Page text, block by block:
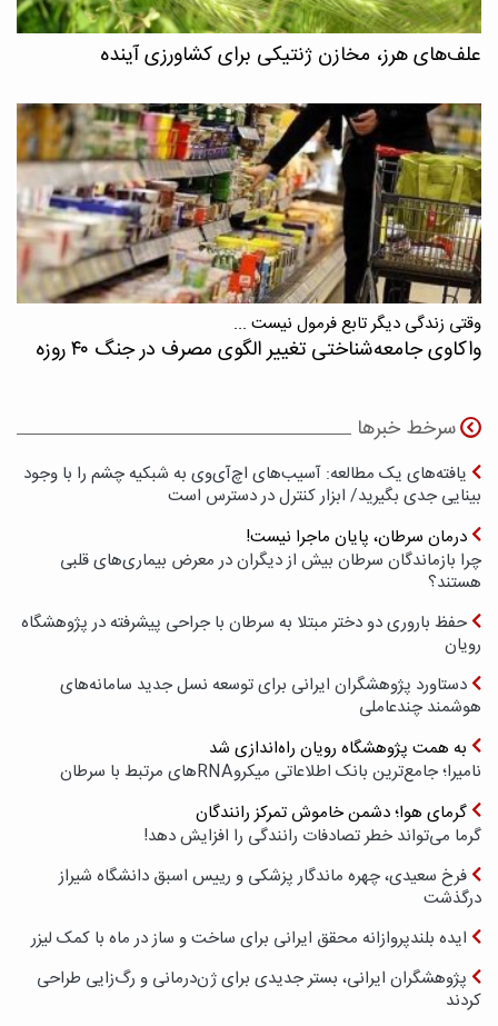
علف‌های هرز، مخازن ژنتیکی برای کشاورزی آینده
وقتی زندگی دیگر تابع فرمول نیست ...
واکاوی جامعه‌شناختی تغییر الگوی مصرف در جنگ ۴۰ روزه
سرخط خبرها
یافته‌های یک مطالعه: آسیب‌های اچ‌آی‌وی به شبکیه چشم را با وجود
بینایی جدی بگیرید/ ابزار کنترل در دسترس است
درمان سرطان، پایان ماجرا نیست!
چرا بازماندگان سرطان بیش از دیگران در معرض بیماری‌های قلبی
هستند؟
حفظ باروری دو دختر مبتلا به سرطان با جراحی پیشرفته در پژوهشگاه
رویان
دستاورد پژوهشگران ایرانی برای توسعه نسل جدید سامانه‌های
هوشمند چندعاملی
به همت پژوهشگاه رویان راه‌اندازی شد
نامیرا؛ جامع‌ترین بانک اطلاعاتی میکروRNAهای مرتبط با سرطان
گرمای هوا؛ دشمن خاموش تمرکز رانندگان
گرما می‌تواند خطر تصادفات رانندگی را افزایش دهد!
فرخ سعیدی، چهره ماندگار پزشکی و رییس اسبق دانشگاه شیراز
درگذشت
ایده بلندپروازانه محقق ایرانی برای ساخت و ساز در ماه با کمک لیزر
پژوهشگران ایرانی، بستر جدیدی برای ژن‌درمانی و رگ‌زایی طراحی
کردند